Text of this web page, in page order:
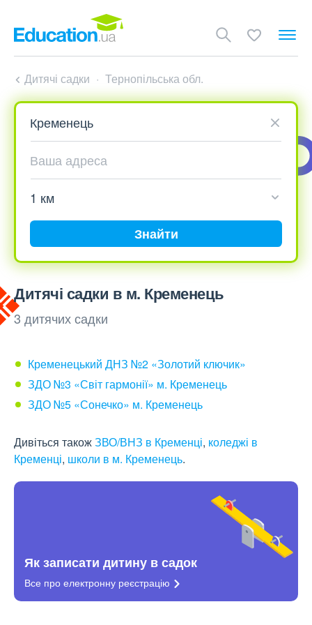
Дитячі садки Тернопільська обл.
Знайти
Дитячі садки в м. Кременець
3 дитячих садки
Кременецький ДНЗ №2 «Золотий ключик»
ЗДО №3 «Світ гармонії» м. Кременець
ЗДО №5 «Сонечко» м. Кременець
Дивіться такожЗВО/ВНЗ в Кременці, коледжі в
Кременці, школи в м. Кременець.
Як записати дитину в садок
Все про електронну реєстрацію